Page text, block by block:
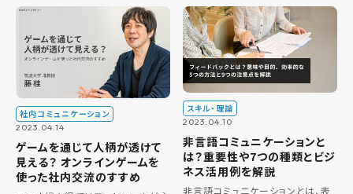
め生産性の向上が期待でき、企業
ションは、ビジネスをスムーズに進
めるのにかかせません。しかし、基
本的なスキルが不足していたり、
[…]
社内コミュニケーション
2023.04.14
ゲームを通じて人柄が透けて
見える？ オンラインゲームを
使った社内交流のすすめ
スキル・理論
2023.04.10
非言語コミュニケーションと
は？重要性や7つの種類とビジ
ネス活用例を解説
非言語コミュニケーションとは、表